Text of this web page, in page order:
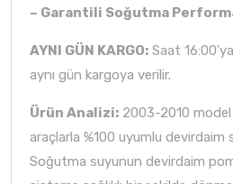
– Garantili Soğutma
AYNI GÜN KARGO: Saat
aynı gün kargoya verilir.
Ürün Analizi: 2003-2010
araçlarla %100 uyumlu devirdaim
Soğutma suyunun devirdaim